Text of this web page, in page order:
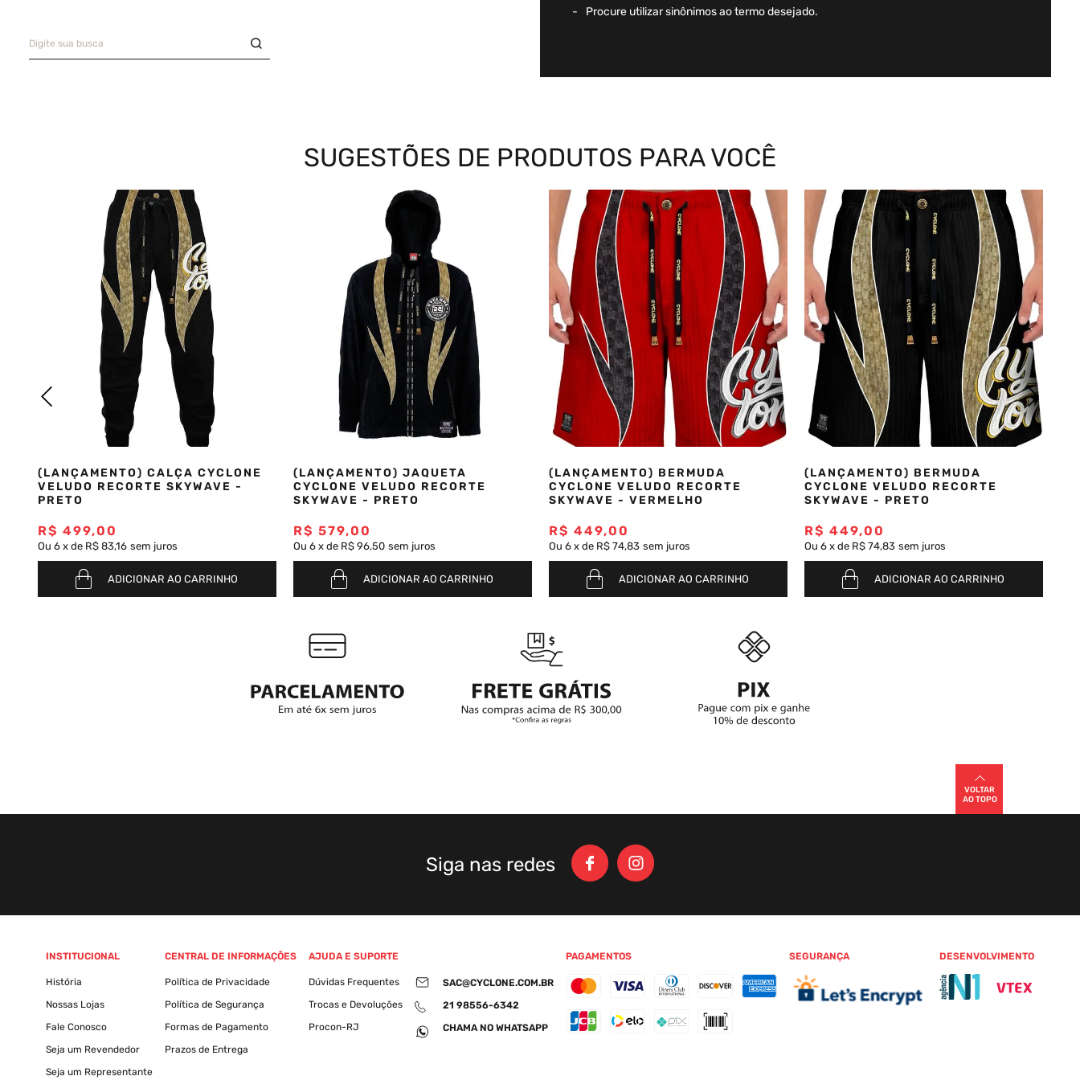
Procure utilizar sinônimos ao termo desejado.
SUGESTÕES DE PRODUTOS PARA VOCÊ
(LANÇAMENTO) CALÇA CYCLONE
VELUDO RECORTE SKYWAVE -
PRETO
R$ 499,00
Ou 6 xde R$ 83,16 sem juros
ADICIONAR AO CARRINHO
(LANÇAMENTO) JAQUETA
CYCLONE VELUDO RECORTE
SKYWAVE - PRETO
R$ 579,00
Ou 6 xde R$ 96,50 sem juros
ADICIONAR AO CARRINHO
(LANÇAMENTO) BERMUDA
CYCLONE VELUDO RECORTE
SKYWAVE - VERMELHO
R$ 449,00
Ou 6 xde R$ 74,83 sem juros
ADICIONAR AO CARRINHO
(LANÇAMENTO) BERMUDA
CYCLONE VELUDO RECORTE
SKYWAVE - PRETO
R$ 449,00
Ou 6 xde R$ 74,83 sem juros
ADICIONAR AO CARRINHO
VOLTAR
AO TOPO
Siga nas redes
INSTITUCIONAL
História
Nossas Lojas
Fale Conosco
Seja um Revendedor
Seja um Representante
CENTRAL DE INFORMAÇÕES
Política de Privacidade
Política de Segurança
Formas de Pagamento
Prazos de Entrega
AJUDA E SUPORTE
Dúvidas Frequentes
Trocas e Devoluções
Procon-RJ
SAC@CYCLONE.COM.BR
21 98556-6342
CHAMA NO WHATSAPP
PAGAMENTOS SEGURANÇA DESENVOLVIMENTO
10º
Bermuda Veludo
Jaqueta Veludo
Oversized
Recorte
Casaco
10 Bermuda Veludo